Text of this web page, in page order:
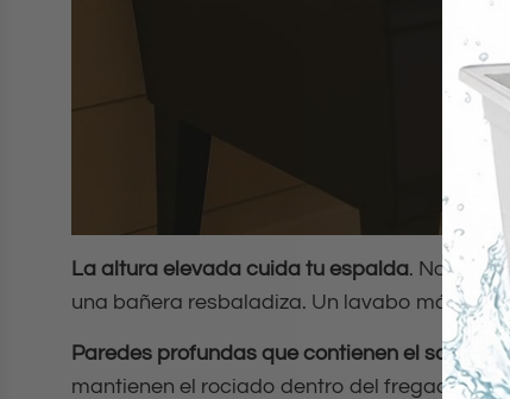
La altura elevada cuida tu espalda. No más
una bañera resbaladiza. Un lavabo más alto
Paredes profundas que contienen el
mantienen el rociado dentro del fregadero.